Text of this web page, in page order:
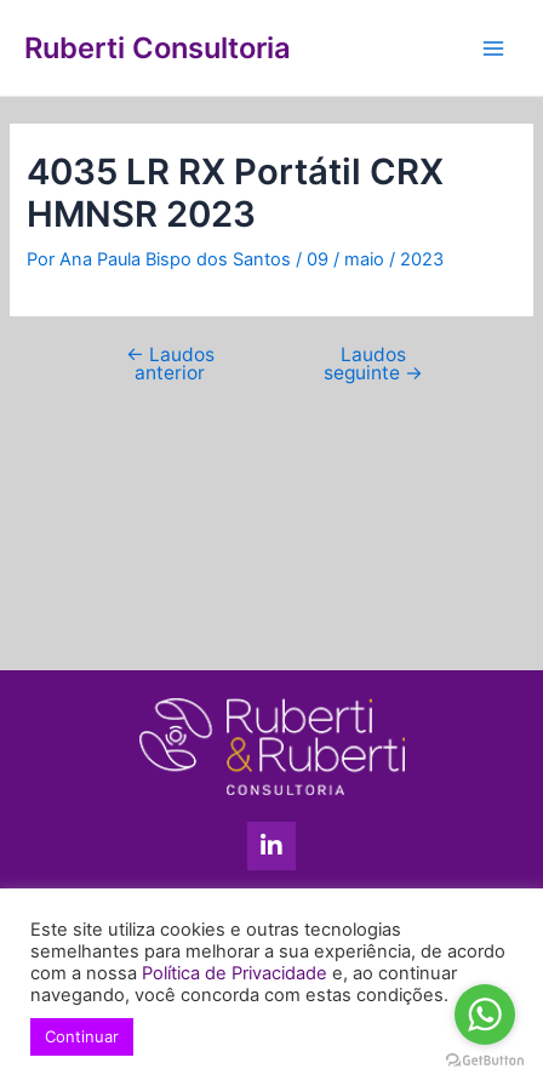
para
conteúdo
Ruberti Consultoria
4035 LR RX Portátil CRX
HMNSR 2023
PorAna Paula Bispo dos Santos/09 / maio / 2023
de
← Laudos
anterior
Laudos
seguinte →
L
i
n
e
d
i
n
+55 11 99655-6439
enyruberti@ruberticonsultoria.com.br
Este site utiliza cookies e outras tecnologias
semelhantes para melhorar a sua experiência, de acordo
com a nossa Política de Privacidade e, ao continuar
navegando, você concorda com estas condições.
Continuar